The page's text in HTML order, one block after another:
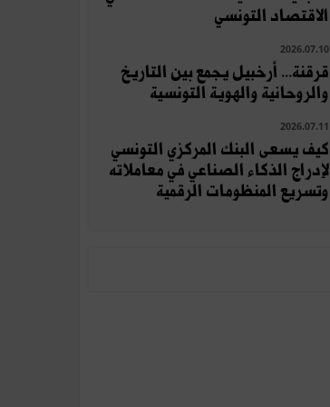
الاقتصاد التونسي
2026.07.10
قرقنة... أرخبيل يجمع بين التاريخ
والروحانية والهوية التونسية
2026.07.11
كيف يسعى البنك المركزي التونسي
لإدراج الذكاء الصناعي في معاملاته
وتسريع المنظومات الرقمية